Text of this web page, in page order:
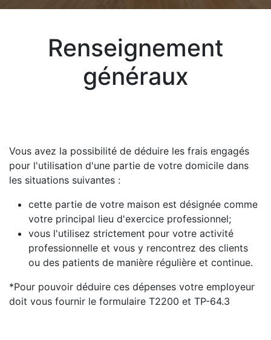
Renseignement
généraux
Vous avez la possibilité de déduire les frais engagés
pour l'utilisation d'une partie de votre domicile dans
les situations suivantes :
cette partie de votre maison est désignée comme
votre principal lieu d'exercice professionnel;
vous l'utilisez strictement pour votre activité
professionnelle et vous y rencontrez des clients
ou des patients de manière régulière et continue.
*Pour pouvoir déduire ces dépenses votre employeur
doit vous fournir le formulaire T2200 et TP-64.3